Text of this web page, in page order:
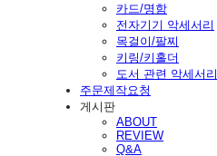
카드/명함
전자기기 악세서리
목걸이/팔찌
키링/키홀더
도서 관련 악세서리
주문제작요청
게시판
ABOUT
REVIEW
Q&A